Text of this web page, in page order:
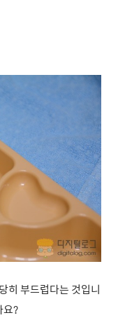
히 부드럽다는 것입니
요?